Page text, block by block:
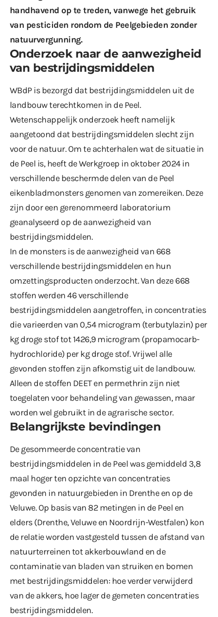
handhavend op te treden, vanwege het gebruik
van pesticiden rondom de Peelgebieden zonder
natuurvergunning.
Onderzoek naar de aanwezigheid
van bestrijdingsmiddelen
WBdP is bezorgd dat bestrijdingsmiddelen uit de
landbouw terechtkomen in de Peel.
Wetenschappelijk onderzoek heeft namelijk
aangetoond dat bestrijdingsmiddelen slecht zijn
voor de natuur. Om te achterhalen wat de situatie in
de Peel is, heeft de Werkgroep in oktober 2024 in
verschillende beschermde delen van de Peel
eikenbladmonsters genomen van zomereiken. Deze
zijn door een gerenommeerd laboratorium
geanalyseerd op de aanwezigheid van
bestrijdingsmiddelen.
In de monsters is de aanwezigheid van 668
verschillende bestrijdingsmiddelen en hun
omzettingsproducten onderzocht. Van deze 668
stoffen werden 46 verschillende
bestrijdingsmiddelen aangetroffen, in concentraties
die varieerden van 0,54 microgram (terbutylazin) per
kg droge stof tot 1426,9 microgram (propamocarb-
hydrochloride) per kg droge stof. Vrijwel alle
gevonden stoffen zijn afkomstig uit de landbouw.
Alleen de stoffen DEET en permethrin zijn niet
toegelaten voor behandeling van gewassen, maar
worden wel gebruikt in de agrarische sector.
Belangrijkste bevindingen
De gesommeerde concentratie van
bestrijdingsmiddelen in de Peel was gemiddeld 3,8
maal hoger ten opzichte van concentraties
gevonden in natuurgebieden in Drenthe en op de
Veluwe. Op basis van 82 metingen in de Peel en
elders (Drenthe, Veluwe en Noordrijn-Westfalen) kon
de relatie worden vastgesteld tussen de afstand van
natuurterreinen tot akkerbouwland en de
contaminatie van bladen van struiken en bomen
met bestrijdingsmiddelen: hoe verder verwijderd
van de akkers, hoe lager de gemeten concentraties
bestrijdingsmiddelen.